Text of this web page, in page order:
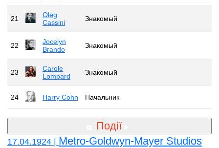
21
Oleg
Cassini
Знакомый
22
Jocelyn
Brando
Знакомый
23
Carole
Lombard
Знакомый
24 Harry Cohn Начальник
Події
17.04.1924 | Metro-Goldwyn-Mayer Studios